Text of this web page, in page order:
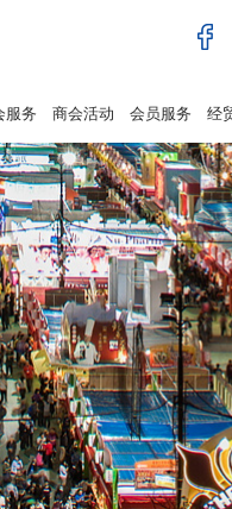
服务 商会活动 会员服务 经